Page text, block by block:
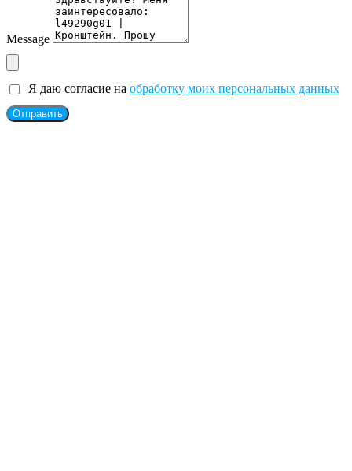
Message
Я даю согласие на обработку моих персональных данных
Отправить